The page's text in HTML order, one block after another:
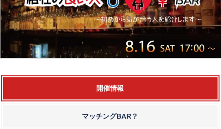
開催情報
マッチングBAR？